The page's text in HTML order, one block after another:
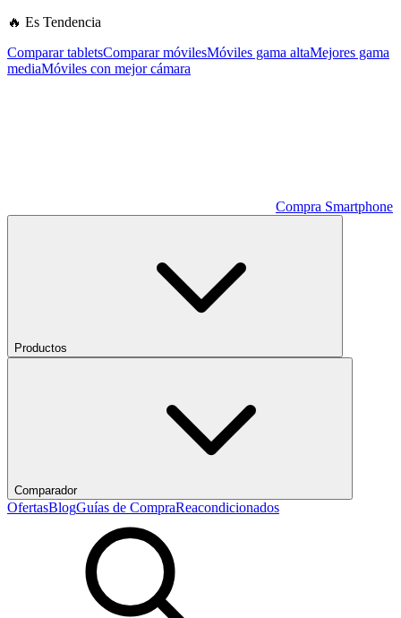
🔥 Es Tendencia
Comparar tabletsComparar móvilesMóviles gama altaMejores gama
mediaMóviles con mejor cámara
Compra Smartphone
Productos
Comparador
OfertasBlogGuías de CompraReacondicionados